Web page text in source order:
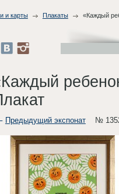
и карты Плакаты «Каждый
Предыдущий экспонат№